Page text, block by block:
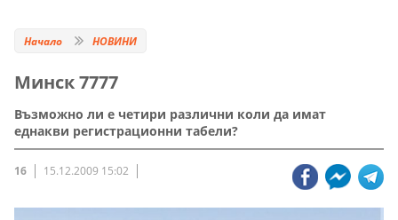
Начало НОВИНИ
Минск 7777
Възможно ли е четири различни коли да имат
еднакви регистрационни табели?
16 15.12.2009 15:02